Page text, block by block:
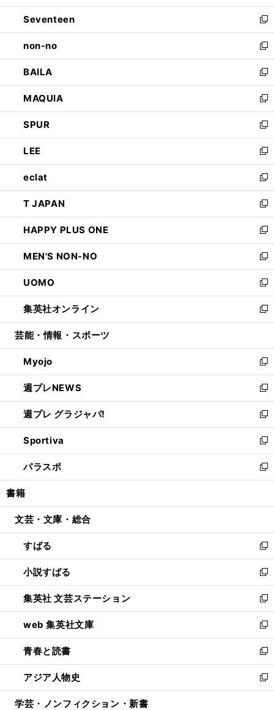
開
く
ウ
で
開
く
ン
ド
ウ
で
開
く
Seventeen
新
し
い
ウ
ィ
ン
ド
ウ
で
開
く
non-no
新
し
い
ウ
ィ
ン
ド
ウ
で
開
く
BAILA
新
し
い
ウ
ィ
ン
ド
ウ
で
開
く
MAQUIA
新
し
い
ウ
ィ
ン
ド
ウ
で
開
く
SPUR
新
し
い
ウ
ィ
ン
ド
ウ
で
開
く
LEE
新
し
い
ウ
ィ
ン
ド
ウ
で
開
く
eclat
新
し
い
ウ
ィ
ン
ド
ウ
で
開
く
T JAPAN
新
し
い
ウ
ィ
ン
ド
ウ
で
開
HAPPY PLUS ONE
新
し
い
ウ
ィ
ン
ド
ウ
開
く
MEN'S NON-NO
新
し
い
ウ
ィ
ン
ウ
で
開
く
UOMO
新
し
い
ウ
ン
ド
ウ
で
開
く
集英社オンライン
新
し
ウ
ィ
ン
ド
ウ
で
開
く
芸能・情報・スポーツ
Myojo
新
し
い
ウ
ィ
ン
ド
ウ
で
開
週プレNEWS
新
し
い
ウ
ィ
ン
ド
ウ
開
週プレ グラジャパ!
新
し
い
ウ
ィ
ン
ウ
開
く
Sportiva
新
し
い
ウ
ン
ウ
で
開
く
パラスポ
新
し
ウ
ン
ド
ウ
で
開
く
書籍
文芸・文庫・総合
すばる
新
し
い
ウ
ィ
ン
ド
ウ
で
開
く
小説すばる
新
し
い
ウ
ィ
ン
ド
ウ
で
開
集英社 文芸ステーション
新
し
い
ウ
ィ
ン
ド
ウ
web 集英社文庫
新
し
い
ウ
ィ
ン
青春と読書
新
し
い
ウ
アジア人物史
新
し
学芸・ノンフィクション・新書